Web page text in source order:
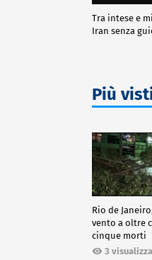
Tra intese e
Iran senza
Più
Rio de
vento a oltre
cinque morti
3